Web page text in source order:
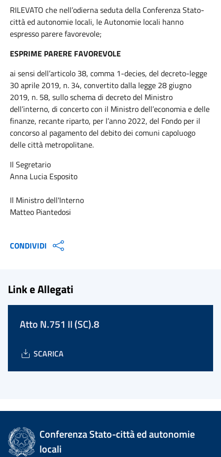
RILEVATO che nell’odierna seduta della Conferenza Stato-
città ed autonomie locali, le Autonomie locali hanno
espresso parere favorevole;
ESPRIME PARERE FAVOREVOLE
ai sensi dell’articolo 38, comma 1-decies, del decreto-legge
30 aprile 2019, n. 34, convertito dalla legge 28 giugno
2019, n. 58, sullo schema di decreto del Ministro
dell’interno, di concerto con il Ministro dell’economia e delle
finanze, recante riparto, per l’anno 2022, del Fondo per il
concorso al pagamento del debito dei comuni capoluogo
delle città metropolitane.
Il Segretario
Anna Lucia Esposito
Il Ministro dell'Interno
Matteo Piantedosi
CONDIVIDI
Link e Allegati
Atto N.751 II (SC).8
SCARICA
Conferenza Stato-città ed autonomie
locali